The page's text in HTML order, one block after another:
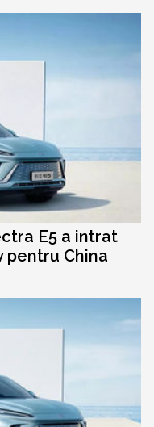
E5 a intrat
pentru China